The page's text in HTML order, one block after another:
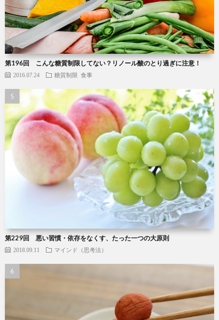
第196回 こんな糖質制限してない？リノール酸のとり過ぎに注意！
2016.07.24 糖質制限 食事
第229回 悪い習慣・依存をなくす、たった一つの大原則
2018.09.11 マインド（思考法）